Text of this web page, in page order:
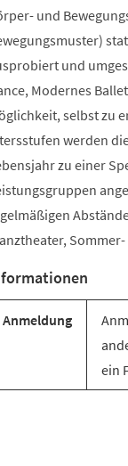
und
und
Modernes
selbst zu
werden
zu einer
Anmeldung
ein